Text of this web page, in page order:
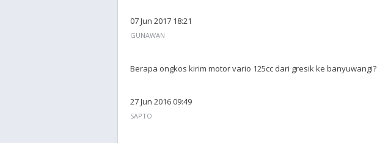
07 Jun 2017 18:21
GUNAWAN
Berapa ongkos kirim motor vario 125cc dari gresik ke banyuwangi?
27 Jun 2016 09:49
SAPTO